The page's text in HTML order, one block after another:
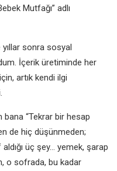
Mutfağı” adlı
sonra sosyal
İçerik üretiminde her
artık kendi ilgi
“Tekrar bir hesap
de hiç düşünmeden;
üç şey… yemek, şarap
o sofrada, bu kadar